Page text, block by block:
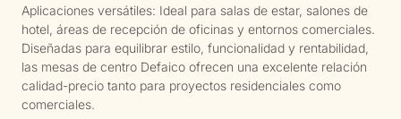
Aplicaciones versátiles: Ideal para salas de estar, salones de
hotel, áreas de recepción de oficinas y entornos comerciales.
Diseñadas para equilibrar estilo, funcionalidad y rentabilidad,
las mesas de centro Defaico ofrecen una excelente relación
calidad-precio tanto para proyectos residenciales como
comerciales.